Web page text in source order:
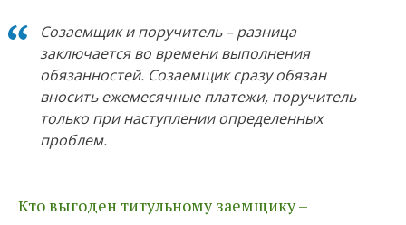
Созаемщик и поручитель – разница
заключается во времени выполнения
обязанностей. Созаемщик сразу обязан
вносить ежемесячные платежи, поручитель
только при наступлении определенных
проблем.
Кто выгоден титульному заемщику –